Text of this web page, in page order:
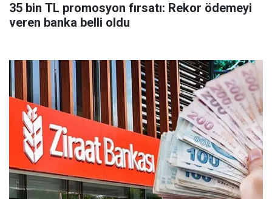
35 bin TL promosyon fırsatı: Rekor ödemeyi
veren banka belli oldu